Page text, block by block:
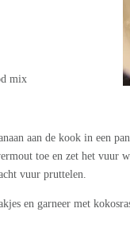
mix
aan de kook in een
toe en zet het vuur
vuur pruttelen.
en garneer met